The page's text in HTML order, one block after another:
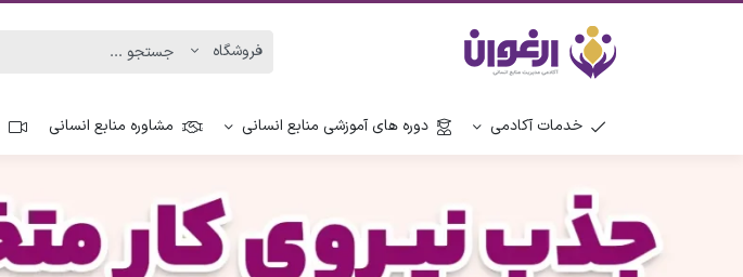
خدمات آکادمی دوره های آموزشی منابع انسانی مشاوره منابع انسانی